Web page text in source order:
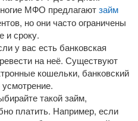
МФО предлагаютзайм
но они часто ограничены
и сроку.
у вас есть банковская
на неё. Существуют
кошельки, банковский
такой займ,
платить. Например, если